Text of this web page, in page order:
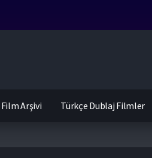
Film Arşivi Türkçe Dublaj Filmler